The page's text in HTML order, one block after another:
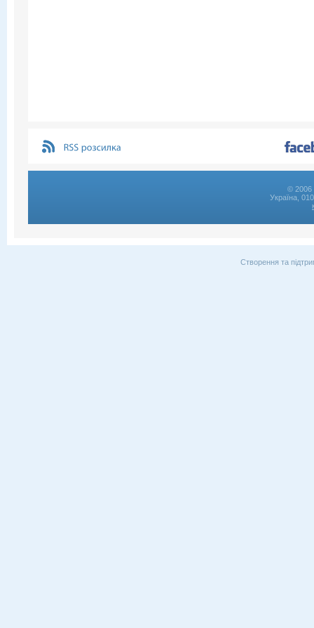
© 2006
Україна,
Створення та